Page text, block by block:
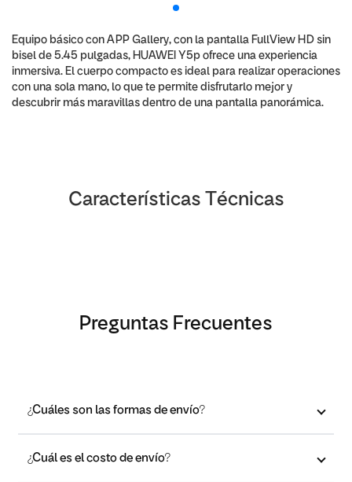
Equipo básico con APP Gallery, con la pantalla FullView HD sin
bisel de 5.45 pulgadas, HUAWEI Y5p ofrece una experiencia
inmersiva. El cuerpo compacto es ideal para realizar operaciones
con una sola mano, lo que te permite disfrutarlo mejor y
descubrir más maravillas dentro de una pantalla panorámica.
Características Técnicas
Preguntas Frecuentes
¿Cuáles son las formas de envío?
¿Cuál es el costo de envío?